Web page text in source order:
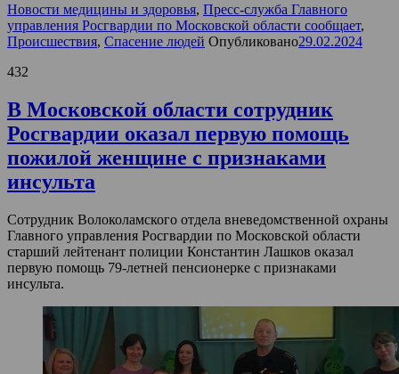
Новости медицины и здоровья, Пресс-служба Главного
управления Росгвардии по Московской области сообщает,
Происшествия, Спасение людей Опубликовано29.02.2024
432
В Московской области сотрудник
Росгвардии оказал первую помощь
пожилой женщине с признаками
инсульта
Сотрудник Волоколамского отдела вневедомственной охраны
Главного управления Росгвардии по Московской области
старший лейтенант полиции Константин Лашков оказал
первую помощь 79-летней пенсионерке с признаками
инсульта.